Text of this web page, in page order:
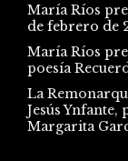
María Ríos
de febrero de
María Ríos
poesía
La
Jesús
Margarita